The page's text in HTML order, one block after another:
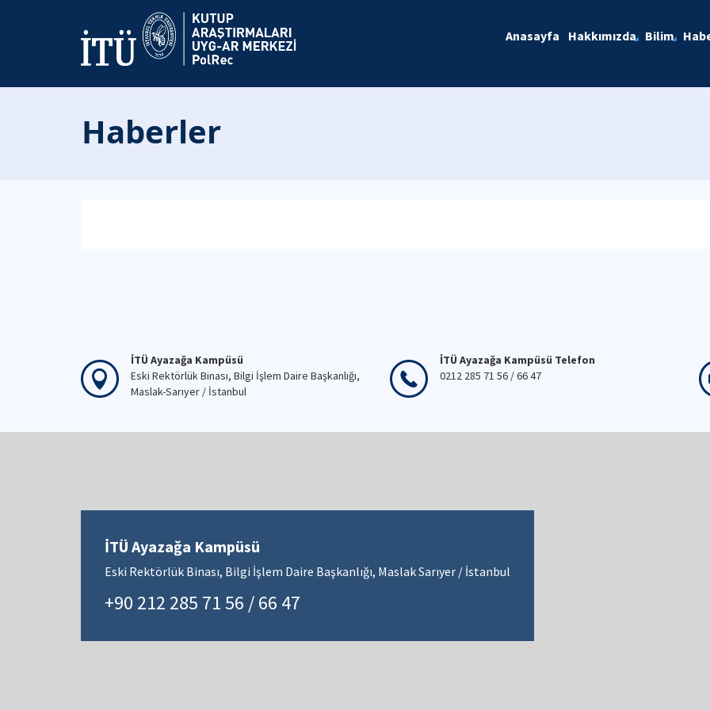
Anasayfa Hakkımızda Bilim
Haberler
İTÜ Ayazağa Kampüsü
Eski Rektörlük Binası, Bilgi İşlem Daire Başkanlığı,
Maslak-Sarıyer / İstanbul
İTÜ Ayazağa Kampüsü Telefon
0212 285 71 56 / 66 47
İTÜ Ayazağa Kampüsü
Eski Rektörlük Binası, Bilgi İşlem Daire Başkanlığı, Maslak Sarıyer / İstanbul
+90 212 285 71 56 / 66 47